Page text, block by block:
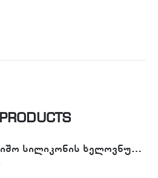
სავარჯიშო სილიკონის ხელოვნური კანი - Tattoo Practike skin